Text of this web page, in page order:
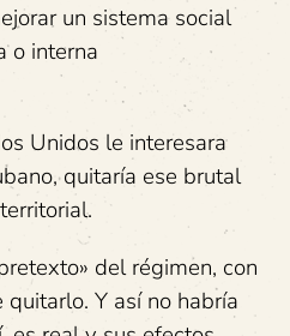
un sistema social
o interna
Unidos le interesara
quitaría ese brutal
del régimen, con
Y así no habría